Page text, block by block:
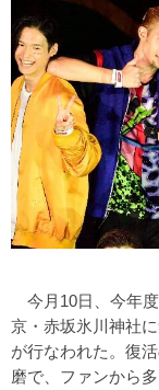
今月10日、今年
京・赤坂氷川神社
が行なわれた。復
磨で、ファンから